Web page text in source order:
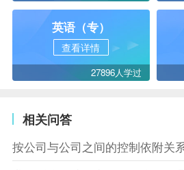
英语（专）
查看详情
27896人学过
相关问答
按公司与公司之间的控制依附关